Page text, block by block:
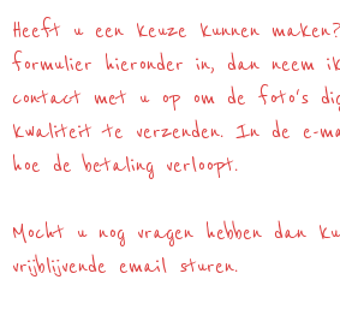
Heeft u een keuze kunnen
formulier hieronder in, dan neem
contact met u op om de foto's
kwaliteit te verzenden. In de e-
hoe de betaling verloopt.
Mocht u nog vragen hebben dan
vrijblijvende email sturen.